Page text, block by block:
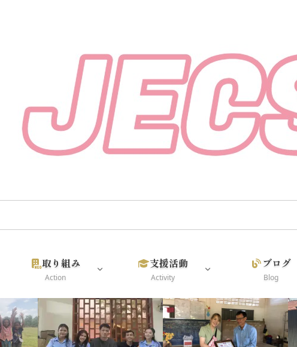
取り組み
Action
支援活動
Activity
ブログ
Blog